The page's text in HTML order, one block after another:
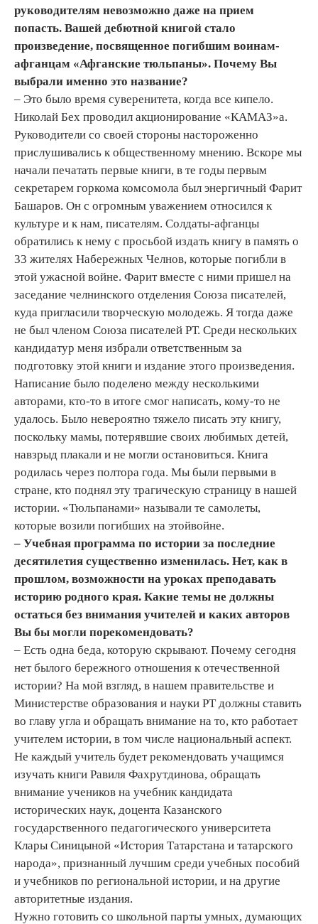
руководителям невозможно даже на прием
попасть. Вашей дебютной книгой стало
произведение, посвященное погибшим воинам-
афганцам «Афганские тюльпаны». Почему Вы
выбрали именно это название?
– Это было время суверенитета, когда все кипело.
Николай Бех проводил акционирование «КАМАЗ»а.
Руководители со своей стороны настороженно
прислушивались к общественному мнению. Вскоре мы
начали печатать первые книги, в те годы первым
секретарем горкома комсомола был энергичный Фарит
Башаров. Он с огромным уважением относился к
культуре и к нам, писателям. Солдаты-афганцы
обратились к нему с просьбой издать книгу в память о
33 жителях Набережных Челнов, которые погибли в
этой ужасной войне. Фарит вместе с ними пришел на
заседание челнинского отделения Союза писателей,
куда пригласили творческую молодежь. Я тогда даже
не был членом Союза писателей РТ. Среди нескольких
кандидатур меня избрали ответственным за
подготовку этой книги и издание этого произведения.
Написание было поделено между несколькими
авторами, кто-то в итоге смог написать, кому-то не
удалось. Было невероятно тяжело писать эту книгу,
поскольку мамы, потерявшие своих любимых детей,
навзрыд плакали и не могли остановиться. Книга
родилась через полтора года. Мы были первыми в
стране, кто поднял эту трагическую страницу в нашей
истории. «Тюльпанами» называли те самолеты,
которые возили погибших на этойвойне.
– Учебная программа по истории за последние
десятилетия существенно изменилась. Нет, как в
прошлом, возможности на уроках преподавать
историю родного края. Какие темы не должны
остаться без внимания учителей и каких авторов
Вы бы могли порекомендовать?
– Есть одна беда, которую скрывают. Почему сегодня
нет былого бережного отношения к отечественной
истории? На мой взгляд, в нашем правительстве и
Министерстве образования и науки РТ должны ставить
во главу угла и обращать внимание на то, кто работает
учителем истории, в том числе национальный аспект.
Не каждый учитель будет рекомендовать учащимся
изучать книги Равиля Фахрутдинова, обращать
внимание учеников на учебник кандидата
исторических наук, доцента Казанского
государственного педагогического университета
Клары Синицыной «История Татарстана и татарского
народа», признанный лучшим среди учебных пособий
и учебников по региональной истории, и на другие
авторитетные издания.
Нужно готовить со школьной парты умных, думающих